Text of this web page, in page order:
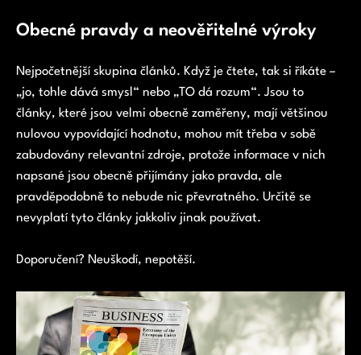
Obecné pravdy a neověřitelné výroky
Nejpočetnější skupina článků. Když je čtete, tak si říkáte –
„jo, tohle dává smysl“ nebo „TO dá rozum“. Jsou to
články, které jsou velmi obecně zaměřeny, mají většinou
nulovou vypovídající hodnotu, mohou mít třeba v sobě
zabudovány relevantní zdroje, protože informace v nich
napsané jsou obecně přijímány jako pravda, ale
pravděpodobně to nebude nic převratného. Určitě se
nevyplatí tyto články jakkoliv jinak používat.
Doporučení? Neuškodí, nepotěší.